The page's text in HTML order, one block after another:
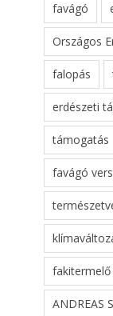
favágó
Országos
falopás
erdészeti
támogatás
favágó
fakitermelő
ANDREAS